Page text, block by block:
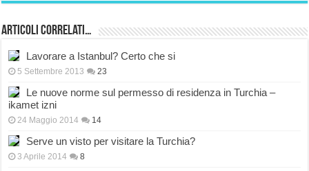
Articoli correlati…
Lavorare a Istanbul? Certo che si
5 Settembre 2013 23
Le nuove norme sul permesso di residenza in Turchia –
ikamet izni
24 Maggio 2014 14
Serve un visto per visitare la Turchia?
3 Aprile 2014 8